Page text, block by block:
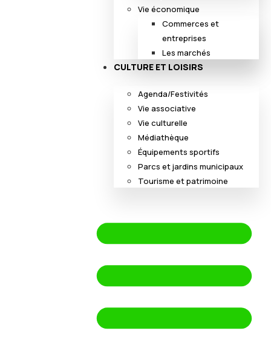
Vie économique
Commerces et
entreprises
Les marchés
CULTURE ET LOISIRS
Agenda/Festivités
Vie associative
Vie culturelle
Médiathèque
Équipements sportifs
Parcs et jardins municipaux
Tourisme et patrimoine